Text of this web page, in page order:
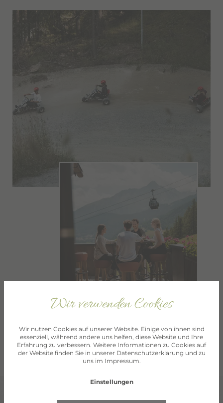
Wir verwenden Cookies
Wir nutzen Cookies auf unserer Website. Einige von ihnen sind
essenziell, während andere uns helfen, diese Website und Ihre
Erfahrung zu verbessern. Weitere Informationen zu Cookies auf
der Website finden Sie in unserer Datenschutzerklärung und zu
uns im Impressum
Einstellungen